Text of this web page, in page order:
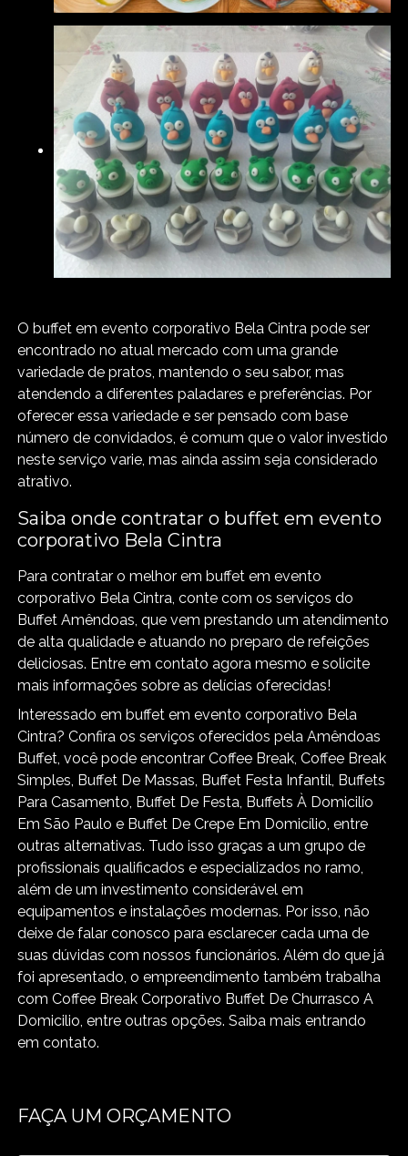
O buffet em evento corporativo Bela Cintra pode ser
encontrado no atual mercado com uma grande
variedade de pratos, mantendo o seu sabor, mas
atendendo a diferentes paladares e preferências. Por
oferecer essa variedade e ser pensado com base
número de convidados, é comum que o valor investido
neste serviço varie, mas ainda assim seja considerado
atrativo.
Saiba onde contratar o buffet em evento
corporativo Bela Cintra
Para contratar o melhor em buffet em evento
corporativo Bela Cintra, conte com os serviços do
Buffet Amêndoas, que vem prestando um atendimento
de alta qualidade e atuando no preparo de refeições
deliciosas. Entre em contato agora mesmo e solicite
mais informações sobre as delícias oferecidas!
Interessado em buffet em evento corporativo Bela
Cintra? Confira os serviços oferecidos pela Amêndoas
Buffet, você pode encontrar Coffee Break, Coffee Break
Simples, Buffet De Massas, Buffet Festa Infantil, Buffets
Para Casamento, Buffet De Festa, Buffets À Domicilío
Em São Paulo e Buffet De Crepe Em Domicílio, entre
outras alternativas. Tudo isso graças a um grupo de
profissionais qualificados e especializados no ramo,
além de um investimento considerável em
equipamentos e instalações modernas. Por isso, não
deixe de falar conosco para esclarecer cada uma de
suas dúvidas com nossos funcionários. Além do que já
foi apresentado, o empreendimento também trabalha
com Coffee Break Corporativo Buffet De Churrasco A
Domicilio, entre outras opções. Saiba mais entrando
em contato.
FAÇA UM ORÇAMENTO